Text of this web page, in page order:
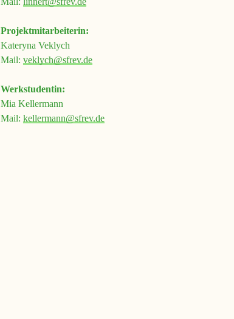
Projektmitarbeiterin:
Kateryna Veklych
Mail: veklych@sfrev.de
Werkstudentin:
Mia Kellermann
Mail: kellermann@sfrev.de